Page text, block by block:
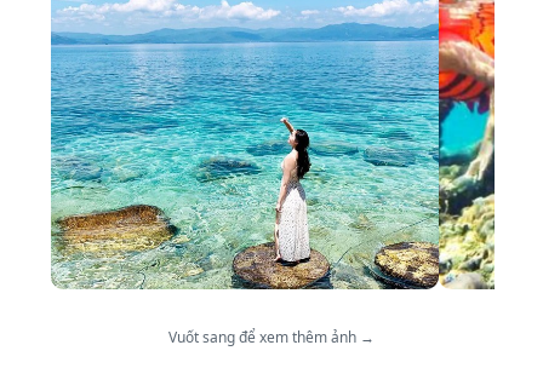
Vuốt sang để xem thêm ảnh →